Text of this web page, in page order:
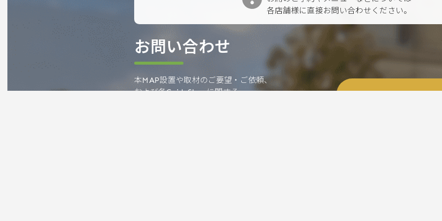
各店舗様に直接お問い合わせください。
お問い合わせ
本MAP設置や取材のご要望・ご依頼、
および各GuideShopに関する